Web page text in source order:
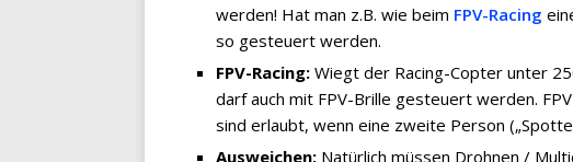
werden! Hat man z.B. wie beim FPV-Racing
so gesteuert werden.
FPV-Racing: Wiegt der Racing-Copter unter
darf auch mit FPV-Brille gesteuert werden.
sind erlaubt, wenn eine zweite Person
Ausweichen: Natürlich müssen Drohnen /